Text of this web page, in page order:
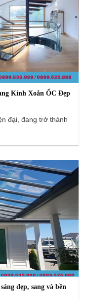
Kính Xoắn ỐC Đẹp
đại, đang trở thành
đẹp, sang và bền